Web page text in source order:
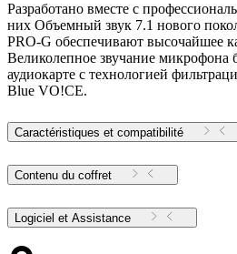
Разработано вместе с
них Объемный звук 7.1 нового
PRO-G обеспечивают высочайшее
Великолепное звучание микрофона
аудиокарте с технологией
Blue VO!CE.
Caractéristiques et compatibilité
Contenu du coffret
Logiciel et Assistance